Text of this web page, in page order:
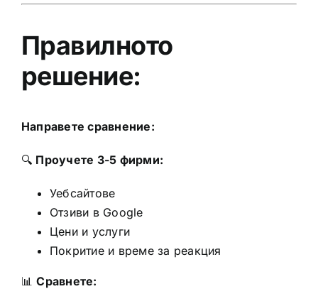
Правилното
решение:
Направете сравнение:
🔍 Проучете 3-5 фирми:
Уебсайтове
Отзиви в Google
Цени и услуги
Покритие и време за реакция
📊Сравнете: